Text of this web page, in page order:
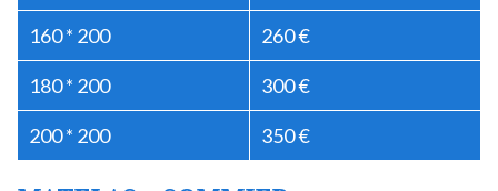
160 * 200 260 €
180 * 200 300 €
200 * 200 350 €